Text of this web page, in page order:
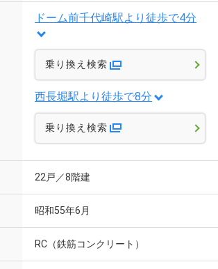
ドーム前千代崎駅より徒歩で4分
乗り換え検索
西長堀駅より徒歩で8分
乗り換え検索
22戸／8階建
昭和55年6月
RC（鉄筋コンクリート）